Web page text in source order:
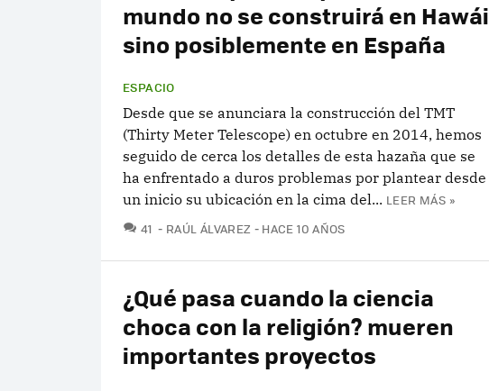
mundo no se construirá en Hawái
sino posiblemente en España
ESPACIO
Desde que se anunciara la construcción del TMT
(Thirty Meter Telescope) en octubre en 2014, hemos
seguido de cerca los detalles de esta hazaña que se
ha enfrentado a duros problemas por plantear desde
un inicio su ubicación en la cima del... LEER MÁS »
41 COMENTARIOS
RAÚL ÁLVAREZ HACE 10 AÑOS
¿Qué pasa cuando la ciencia
choca con la religión? mueren
importantes proyectos